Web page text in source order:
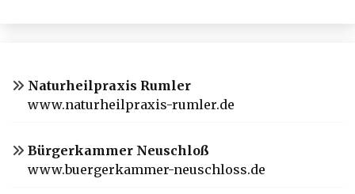
Naturheilpraxis Rumler
www.naturheilpraxis-rumler.de
Bürgerkammer Neuschloß
www.buergerkammer-neuschloss.de